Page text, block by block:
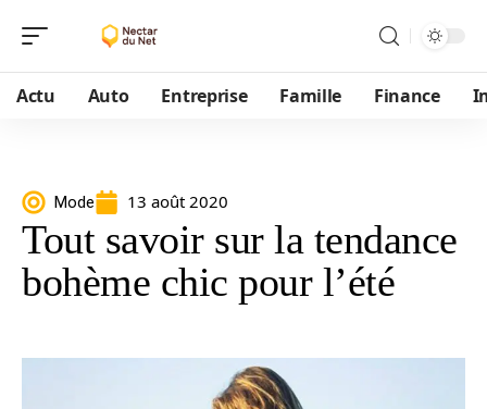
Actu Auto Entreprise Famille Finance
Mode 13 août 2020
Tout savoir sur la tendance
bohème chic pour l’été